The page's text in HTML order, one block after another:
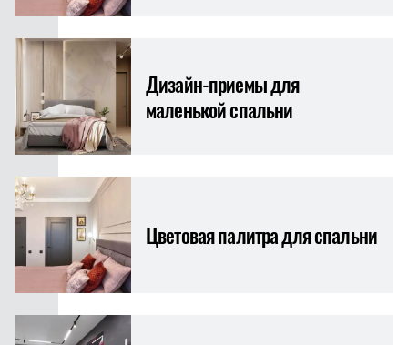
Дизайн-приемы для
маленькой спальни
Цветовая палитра для спальни